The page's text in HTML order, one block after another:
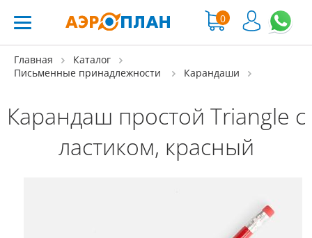
0
Главная
Каталог
Письменные принадлежности
Карандаши
Карандаш простой Triangle с
ластиком, красный